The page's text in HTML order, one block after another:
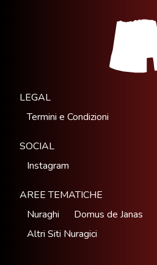
LEGAL
Termini e Condizioni
SOCIAL
Instagram
AREE TEMATICHE
Nuraghi
Domus de Janas
Altri Siti Nuragici